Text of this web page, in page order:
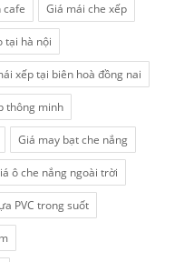
cafe Giá mái che xếp
tại hà nội
xếp tại biên hoà đồng nai
thông minh
Giá may bạt che nắng
ô che nắng ngoài trời
PVC trong suốt